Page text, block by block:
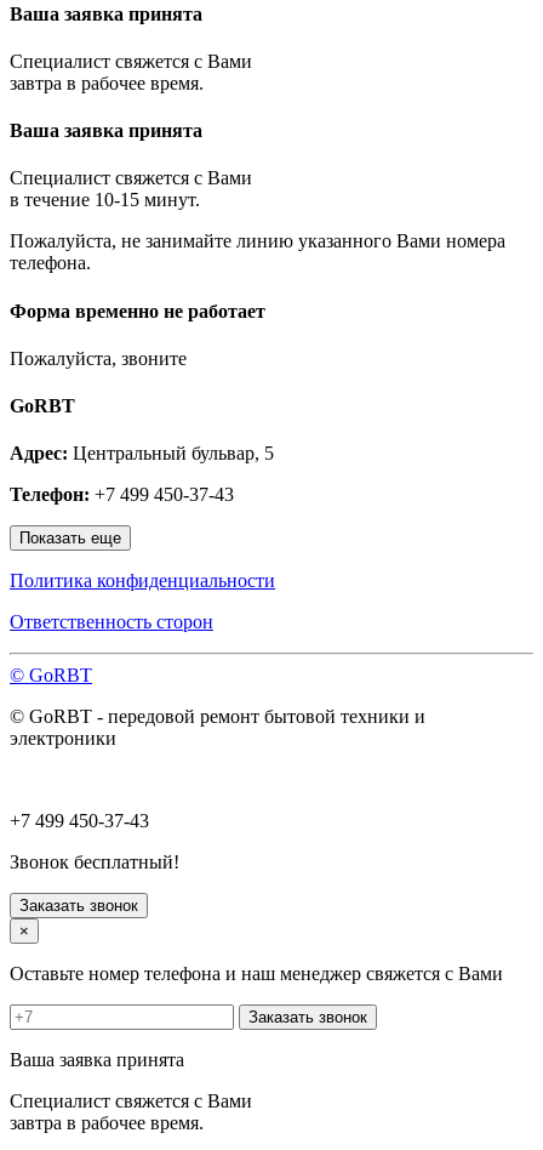
Клин
Королёв
Котельники
Красногорск
Краснознаменск
Кубинка
Ликино-Дулёво
Лобня
Луховицы
Люберцы
Малаховка
Можайск
Москва и МО
Наро-Фоминск
Ногинск
Одинцово
Ожерелье
Орехово-Зуево
Пересвет
Подольск
Протвино
Пущино
Раменское
Руза
Сергиев Посад
Серпухов
Солнечногорск
Старая Купавна
Ступино
Фрязино
Химки
Хотьково
Чехов
Шатура
Щелково
Щербинка
Ваша заявка принята
Специалист свяжется с Вами
завтра в рабочее время.
Ваша заявка принята
Специалист свяжется с Вами
в течение 10-15 минут.
Пожалуйста, не занимайте линию указанного Вами номера
телефона.
Форма временно не работает
Пожалуйста, звоните
GoRBT
Адрес: Центральный бульвар, 5
Телефон: +7 499 450-37-43
Показать еще
Политика конфиденциальности
Ответственность сторон
© GoRBT
© GoRBT - передовой ремонт бытовой техники и
электроники
+7 499 450-37-43
Звонок бесплатный!
Заказать звонок
×
Оставьте номер телефона и наш менеджер свяжется с Вами
Заказать звонок
Ваша заявка принята
Специалист свяжется с Вами
завтра в рабочее время.